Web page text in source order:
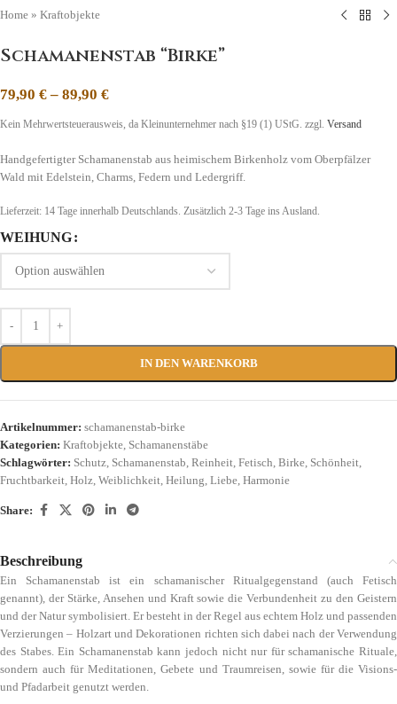
Home » Kraftobjekte
Schamanenstab “Birke”
79,90 €– 89,90 €
Kein Mehrwertsteuerausweis, da Kleinunternehmer nach §19 (1) UStG. zzgl. Versand
Handgefertigter Schamanenstab aus heimischem Birkenholz vom Oberpfälzer
Wald mit Edelstein, Charms, Federn und Ledergriff.
Lieferzeit: 14 Tage innerhalb Deutschlands. Zusätzlich 2-3 Tage ins Ausland.
WEIHUNG
IN DEN WARENKORB
Artikelnummer: schamanenstab-birke
Kategorien: Kraftobjekte Schamanenstäbe
Schlagwörter: Schutz Schamanenstab Reinheit Fetisch Birke Schönheit
Fruchtbarkeit Holz Weiblichkeit Heilung Liebe Harmonie
Share:
Beschreibung
Ein Schamanenstab ist ein schamanischer Ritualgegenstand (auch Fetisch
genannt), der Stärke, Ansehen und Kraft sowie die Verbundenheit zu den Geistern
und der Natur symbolisiert. Er besteht in der Regel aus echtem Holz und passenden
Verzierungen – Holzart und Dekorationen richten sich dabei nach der Verwendung
des Stabes. Ein Schamanenstab kann jedoch nicht nur für schamanische Rituale,
sondern auch für Meditationen, Gebete und Traumreisen, sowie für die Visions-
und Pfadarbeit genutzt werden.